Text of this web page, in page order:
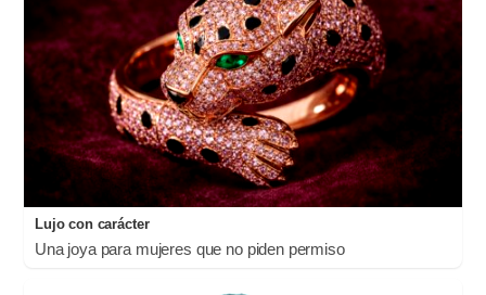
Lujo con carácter
Una joya para mujeres que no piden permiso